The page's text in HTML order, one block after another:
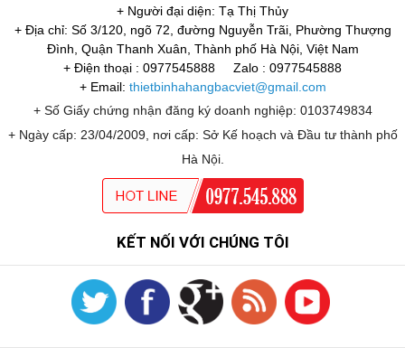
+ Người đại diện: Tạ Thị Thủy
+ Địa chỉ: Số 3/120, ngõ 72, đường Nguyễn Trãi, Phường Thượng
Đình, Quận Thanh Xuân, Thành phố Hà Nội, Việt Nam
+ Điện thoại : 0977545888
Zalo : 0977545888
+ Email: thietbinhahangbacviet@gmail.com
+ Số Giấy chứng nhận đăng ký doanh nghiệp: 0103749834
+ Ngày cấp: 23/04/2009, nơi cấp: Sở Kế hoạch và Đầu tư thành phố
Hà Nội.
KẾT NỐI VỚI CHÚNG TÔI